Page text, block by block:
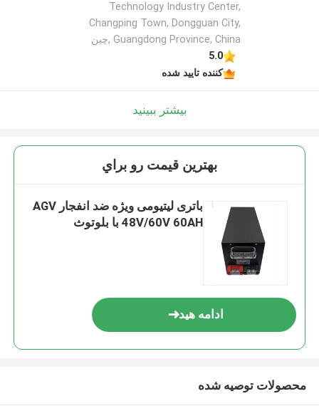
Technology Industry Center,
Changping Town, Dongguan City,
Guangdong Province, China ,چین
5.0
کننده تایید شده
بیشتر ببینید
بهترين قيمت رو براي
باتری لیتیومی ویژه ضد انفجار AGV
48V/60V 60AH با بلوتوث
ادامه هید
محصولات توصیه شده